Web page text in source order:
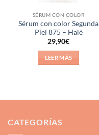
SÉRUM CON COLOR
Sérum con color Segunda
Piel 875 – Halé
29,90€
LEER MÁS
CATEGORÍAS